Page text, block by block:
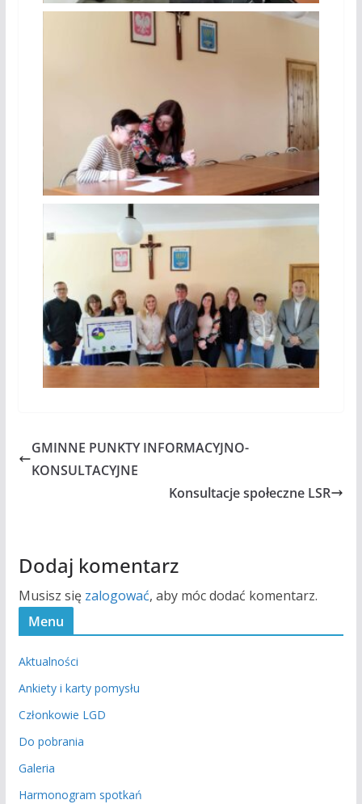
GMINNE PUNKTY INFORMACYJNO-
KONSULTACYJNE
Konsultacje społeczne LSR
Dodaj komentarz
Musisz się zalogować, aby móc dodać komentarz.
Menu
Aktualności
Ankiety i karty pomysłu
Członkowie LGD
Do pobrania
Galeria
Harmonogram spotkań